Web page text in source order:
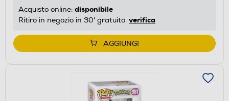
Acquisto online: disponibile
Ritiro in negozio in 30' gratuito: verifica
AGGIUNGI